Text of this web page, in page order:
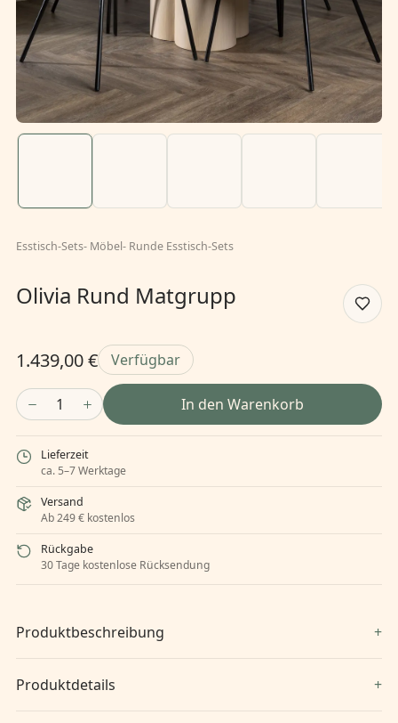
Esstisch-Sets- Möbel- Runde Esstisch-Sets
Olivia Rund Matgrupp
1.439,00 € Verfügbar
1 In den Warenkorb
Lieferzeit
ca. 5–7 Werktage
Versand
Ab 249 € kostenlos
Rückgabe
30 Tage kostenlose Rücksendung
Produktbeschreibung
Produktdetails